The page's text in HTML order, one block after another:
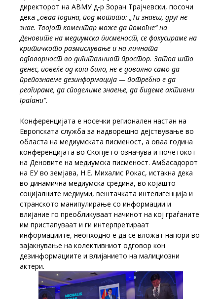
директорот на АВМУ д-р Зоран Трајчевски, посочи
дека „oваа година, под мотото: „Ти знаеш, друг не
знае. Твојот коментар може да помогне“на
Деновите на медиумска писменост, се фокусираме на
критичкото размислување и на личната
одговорност во дигиталниот простор. Затоа што
денес, повеќе од кога било, не е доволно само да
препознаеме дезинформација — потребно е да
реагираме, да споделиме знаење, да бидеме активни
граѓани“.
Конференцијата е носечки регионален настан на
Европската служба за надворешно дејствување во
областа на медиумската писменост, а оваа година
конференцијата во Скопје го означува и почетокот
на Деновите на медиумска писменост. Амбасадорот
на ЕУ во земјава, Н.Е. Михалис Рокас, истакна дека
во динамична медиумска средина, во којашто
социјалните медиуми, вештачката интелигенција и
странското манипулирање со информации и
влијание го преобликуваат начинот на кој граѓаните
им пристапуваат и ги интерпретираат
информациите, неопходно е да се вложат напори во
зајакнување на колективниот одговор кон
дезинформациите и влијанието на малициозни
актери.